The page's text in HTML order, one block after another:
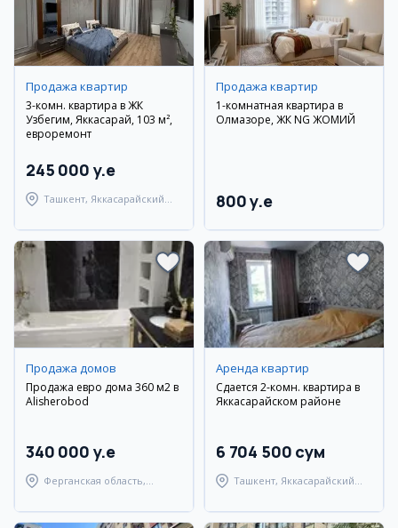
Продажа квартир
3-комн. квартира в ЖК
Узбегим, Яккасарай, 103 м²,
евроремонт
245 000 y.e
Ташкент, Яккасарайский
Продажа квартир
1-комнатная квартира в
Олмазоре, ЖК NG ЖОМИЙ
800 y.e
Продажа домов
Продажа евро дома 360 м2 в
Аlisherobod
340 000 y.e
Ферганская область,
Аренда квартир
Сдается 2-комн. квартира в
Яккасарайском районе
6 704 500 сум
Ташкент, Яккасарайский